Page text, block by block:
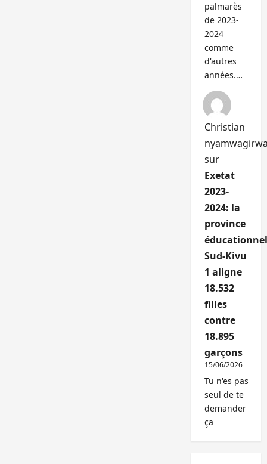
palmarès
de 2023-
2024
comme
d'autres
années.…
Christian
sur
Exetat
2023-
2024: la
province
Sud-Kivu
1 aligne
18.532
filles
contre
18.895
garçons
15/06/2026
Tu n'es pas
seul de te
demander
ça